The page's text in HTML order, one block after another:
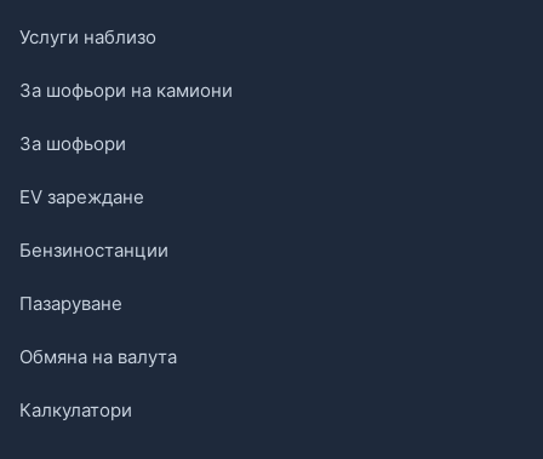
Услуги наблизо
За шофьори на камиони
За шофьори
EV зареждане
Бензиностанции
Пазаруване
Обмяна на валута
Калкулатори